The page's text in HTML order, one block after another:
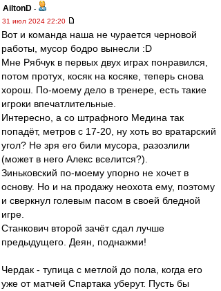
AiltonD -
31 июл 2024 22:20
Вот и команда наша не чурается черновой
работы, мусор бодро вынесли :D
Мне Рябчук в первых двух играх понравился,
потом протух, косяк на косяке, теперь снова
хорош. По-моему дело в тренере, есть такие
игроки впечатлительные.
Интересно, а со штрафного Медина так
попадёт, метров с 17-20, ну хоть во вратарский
угол? Не зря его били мусора, разозлили
(может в него Алекс вселится?).
Зиньковский по-моему упорно не хочет в
основу. Но и на продажу неохота ему, поэтому
и сверкнул голевым пасом в своей бледной
игре.
Станкович второй зачёт сдал лучше
предыдущего. Деян, поднажми!
Чердак - тупица с метлой до пола, когда его
уже от матчей Спартака уберут. Пусть бы